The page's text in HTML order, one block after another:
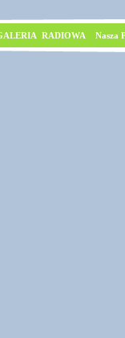
RADIOWA Nasza